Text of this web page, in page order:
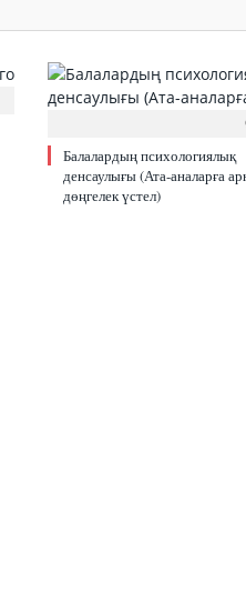
Балалардың психологиялық
денсаулығы (Ата-аналарға
дөңгелек үстел)